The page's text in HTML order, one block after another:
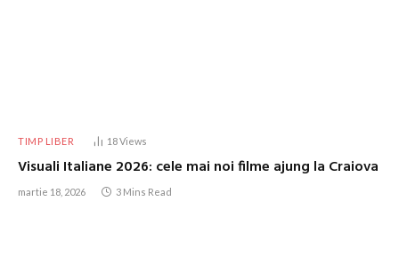
TIMP LIBER 18Views
Visuali Italiane 2026: cele mai noi filme ajung la Craiova
martie 18, 2026 3 Mins Read